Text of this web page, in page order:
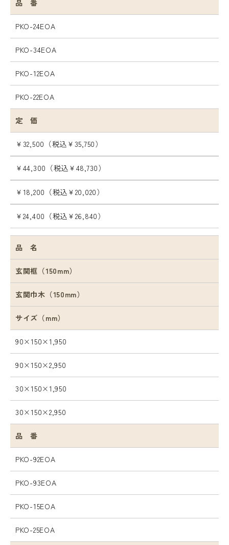
品 番
PKO-24EOA
PKO-34EOA
PKO-12EOA
PKO-22EOA
定 価
￥32,500 （税込￥35,750）
￥44,300 （税込￥48,730）
￥18,200 （税込￥20,020）
￥24,400 （税込￥26,840）
品 名
玄関框（150mm）
玄関巾木（150mm）
サイズ（mm）
90×150×1,950
90×150×2,950
30×150×1,950
30×150×2,950
品 番
PKO-92EOA
PKO-93EOA
PKO-15EOA
PKO-25EOA